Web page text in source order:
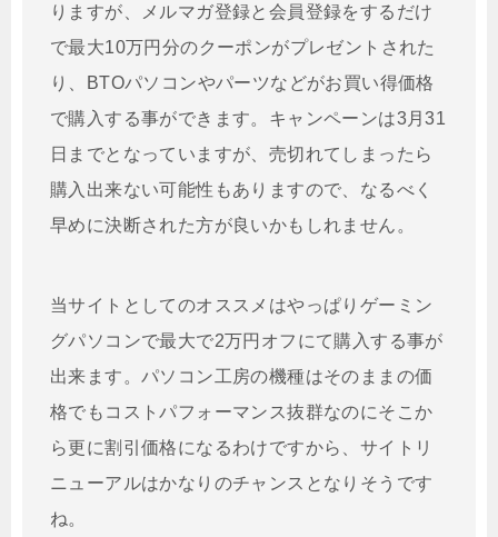
りますが、メルマガ登録と会員登録をするだけ
で最大10万円分のクーポンがプレゼントされた
り、BTOパソコンやパーツなどがお買い得価格
で購入する事ができます。キャンペーンは3月31
日までとなっていますが、売切れてしまったら
購入出来ない可能性もありますので、なるべく
早めに決断された方が良いかもしれません。
当サイトとしてのオススメはやっぱりゲーミン
グパソコンで最大で2万円オフにて購入する事が
出来ます。パソコン工房の機種はそのままの価
格でもコストパフォーマンス抜群なのにそこか
ら更に割引価格になるわけですから、サイトリ
ニューアルはかなりのチャンスとなりそうです
ね。